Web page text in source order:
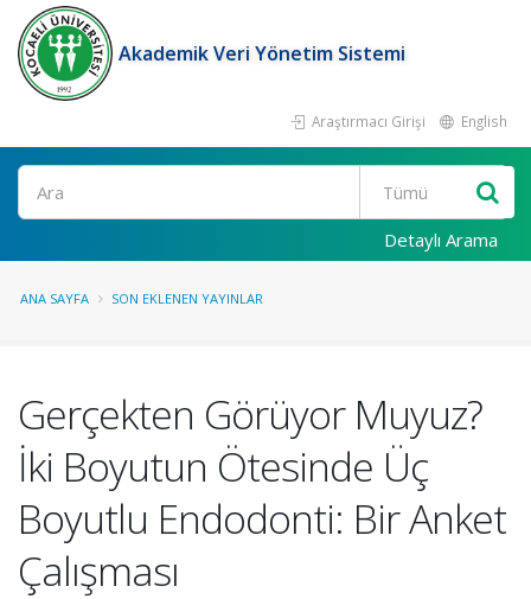
Akademik Veri Yönetim Sistemi
Araştırmacı Girişi English
Ara
Detaylı Arama
ANA SAYFA SON EKLENEN YAYINLAR
Gerçekten Görüyor Muyuz?
İki Boyutun Ötesinde Üç
Boyutlu Endodonti: Bir Anket
Çalışması